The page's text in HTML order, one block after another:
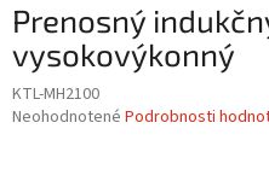
Prenosný
vysokovýkonný
KTL-MH2100
Priemerné
Neohodnotené Podrobnosti